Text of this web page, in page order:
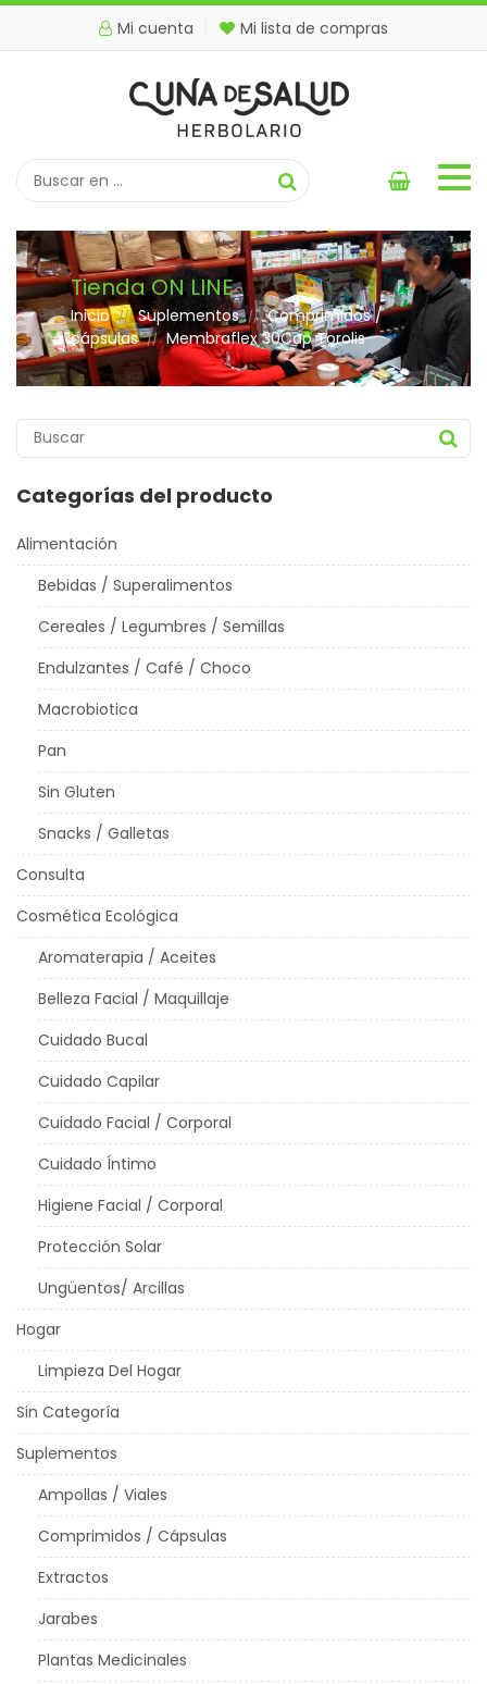
Mi cuenta Mi lista de compras
Tienda ON LINE
Inicio // Suplementos // Comprimidos /
cápsulas // Membraflex 30Cap Torolis
Categorías del producto
Alimentación
Bebidas / Superalimentos
Cereales / Legumbres / Semillas
Endulzantes / Café / Choco
Macrobiotica
Pan
Sin Gluten
Snacks / Galletas
Consulta
Cosmética Ecológica
Aromaterapia / Aceites
Belleza Facial / Maquillaje
Cuidado Bucal
Cuidado Capilar
Cuidado Facial / Corporal
Cuidado Íntimo
Higiene Facial / Corporal
Protección Solar
Ungüentos/ Arcillas
Hogar
Limpieza Del Hogar
Sin Categoría
Suplementos
Ampollas / Viales
Comprimidos / Cápsulas
Extractos
Jarabes
Plantas Medicinales